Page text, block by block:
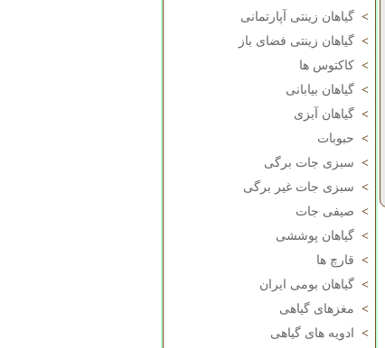
> گیاهان زینتی آپارتمانی
> گیاهان زینتی فضای باز
> کاکتوس ها
> گیاهان بیابانی
> گیاهان آبزی
> حبوبات
> سبزی جات برگی
> سبزی جات غیر برگی
> صیفی جات
> گیاهان پوششی
> قارچ ها
> گیاهان بومی ایران
> مغزهای گیاهی
>
ادویه های گیاهی